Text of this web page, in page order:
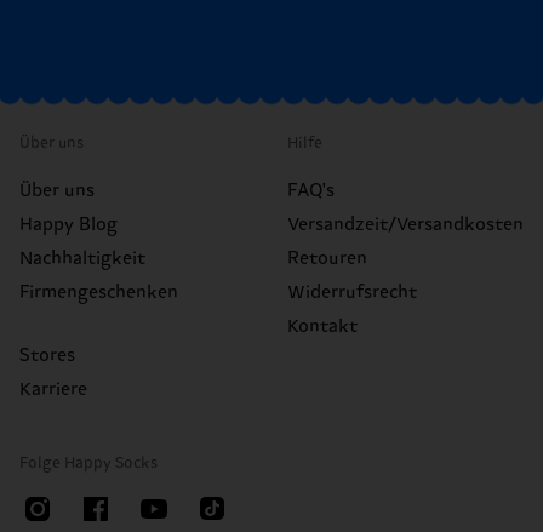
Über uns
Über uns
Happy Blog
Nachhaltigkeit
Firmengeschenken
Stores
Karriere
Hilfe
FAQ's
Versandzeit/Versandkosten
Retouren
Widerrufsrecht
Kontakt
Folge Happy Socks